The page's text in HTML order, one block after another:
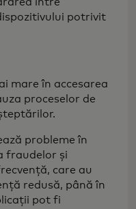
între
potrivit
mare în accesarea
proceselor de
probleme în
fraudelor și
care au
redusă, până în
pot fi